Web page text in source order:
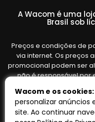
A Wacom é uma
Brasil sob
Preços e condições de
via internet. Os preços
promocional podem ser
não é responsável por
variar de acordo com o
válidas até o término de
análise e
Wacom e os cookies:
personalizar anúncios
site. Ao continuar